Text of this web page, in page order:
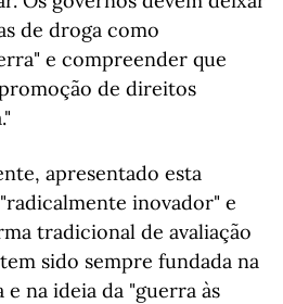
de droga como
e compreender que
de direitos
apresentado esta
inovador" e
tradicional de avaliação
sido sempre fundada na
na ideia da "guerra às